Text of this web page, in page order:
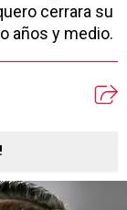
cerrara su
años y medio.